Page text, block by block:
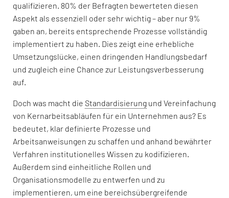
qualifizieren. 80% der Befragten bewerteten diesen
Aspekt als essenziell oder sehr wichtig – aber nur 9%
gaben an, bereits entsprechende Prozesse vollständig
implementiert zu haben. Dies zeigt eine erhebliche
Umsetzungslücke, einen dringenden Handlungsbedarf
und zugleich eine Chance zur Leistungsverbesserung
auf.
Doch was macht die Standardisierung und Vereinfachung
von Kernarbeitsabläufen für ein Unternehmen aus? Es
bedeutet, klar definierte Prozesse und
Arbeitsanweisungen zu schaffen und anhand bewährter
Verfahren institutionelles Wissen zu kodifizieren.
Außerdem sind einheitliche Rollen und
Organisationsmodelle zu entwerfen und zu
implementieren, um eine bereichsübergreifende